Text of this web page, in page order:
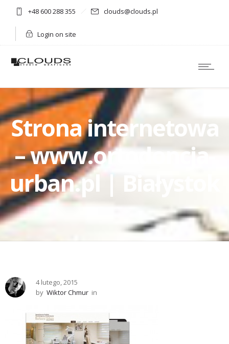
+48 600 288 355 clouds@clouds.pl
Login on site
Strona internetowa
– www.ortodoncja-
urban.pl | Białystok
4 lutego, 2015
by Wiktor Chmur in